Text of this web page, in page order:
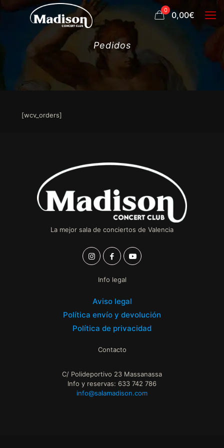
0 0,00€
Pedidos
[wcv_orders]
La mejor sala de conciertos de Valencia
Info legal
Aviso legal
Política envío y devolución
Política de privacidad
Contacto
C/ Polideportivo 23 Massanassa
Info y reservas: 633 742 786
info@salamadison.com